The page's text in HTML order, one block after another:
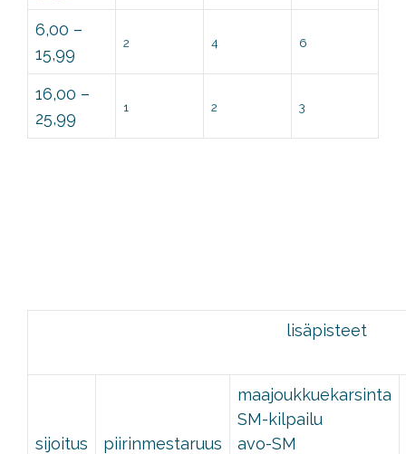
6,00 –
15,99
2 4 6
16,00 –
25,99
1 2 3
lisäpisteet
sijoitus piirinmestaruus
maajoukkuekarsinta
SM-kilpailu
avo-SM